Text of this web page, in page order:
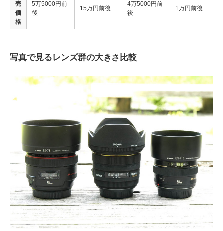
売
価
格
5万5000円前
後
15万円前後
4万5000円前
後
1万円前後
写真で見るレンズ群の大きさ比較